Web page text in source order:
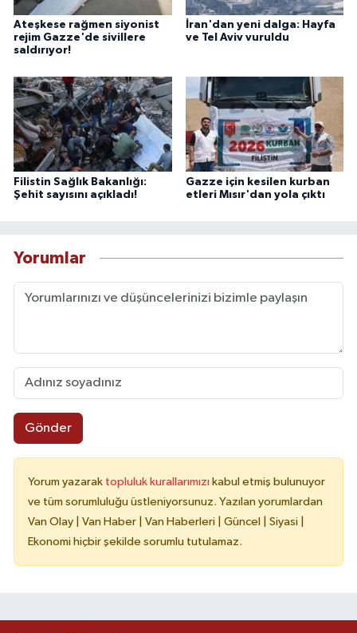
Ateşkese rağmen siyonist
rejim Gazze'de sivillere
saldırıyor!
İran'dan yeni dalga: Hayfa
ve Tel Aviv vuruldu
Filistin Sağlık Bakanlığı:
Şehit sayısını açıkladı!
Gazze için kesilen kurban
etleri Mısır'dan yola çıktı
Yorumlar
Gönder
Yorum yazarak topluluk kurallarımızı kabul etmiş bulunuyor
ve tüm sorumluluğu üstleniyorsunuz. Yazılan yorumlardan
Van Olay | Van Haber | Van Haberleri | Güncel | Siyasi |
Ekonomi hiçbir şekilde sorumlu tutulamaz.